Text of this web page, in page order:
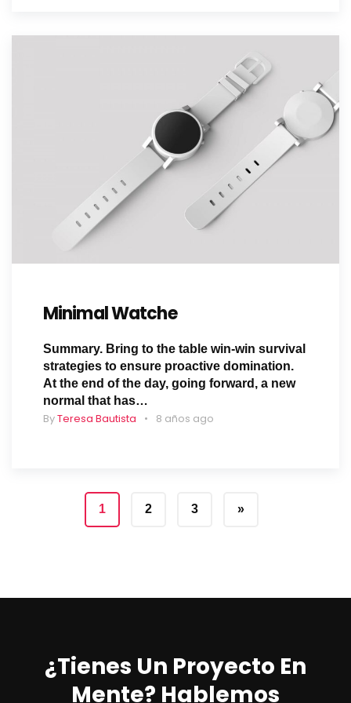
Minimal Watche
Summary. Bring to the table win-win survival
strategies to ensure proactive domination.
At the end of the day, going forward, a new
normal that has…
ByTeresa Bautista 8 años ago
1 2 3 »
¿Tienes Un Proyecto En
Mente? Hablemos